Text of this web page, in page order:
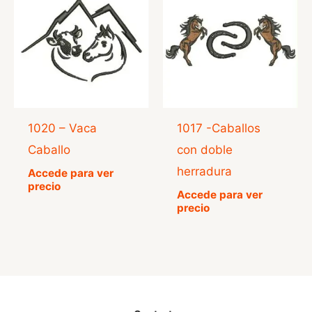
1020 – Vaca
Caballo
Accede para ver
precio
1017 -Caballos
con doble
herradura
Accede para ver
precio